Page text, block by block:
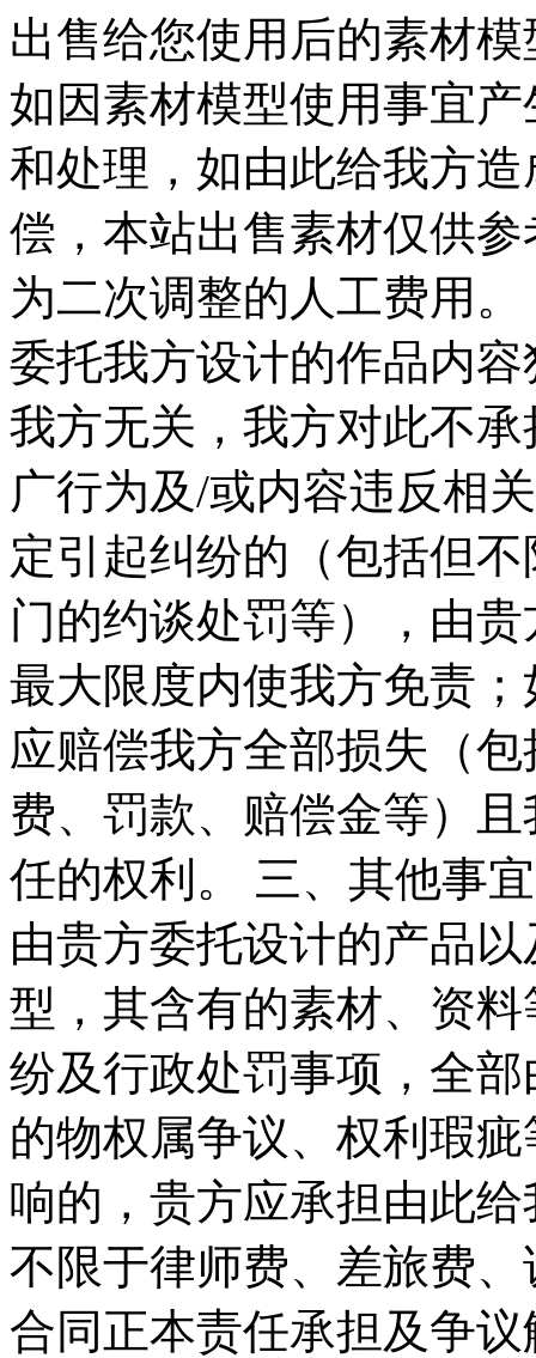
出售给您使用后的素材
如因素材模型使用事宜
和处理，如由此给我方
偿，本站出售素材仅供
为二次调整的人工费用
委托我方设计的作品内
我方无关，我方对此不
广行为及/或内容违反相
定引起纠纷的（包括但
门的约谈处罚等），由
最大限度内使我方免责
应赔偿我方全部损失（
费、罚款、赔偿金等）
任的权利。 三、其他事
由贵方委托设计的产品
型，其含有的素材、资
纷及行政处罚事项，全
的物权属争议、权利瑕
响的，贵方应承担由此
不限于律师费、差旅费
合同正本责任承担及争